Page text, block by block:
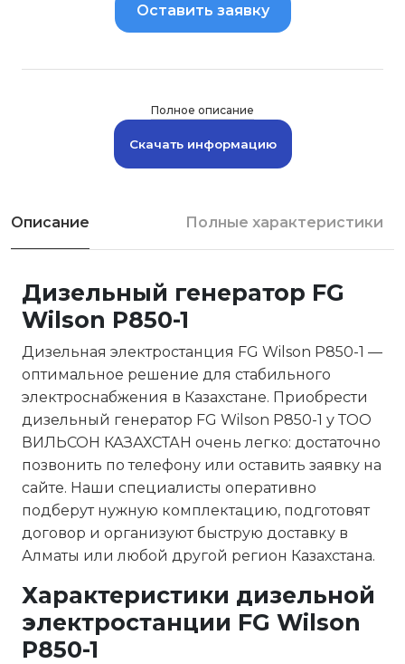
Оставить заявку
Полное описание
Скачать информацию
Описание Полные характеристики
Дизельный генератор FG
Wilson P850-1
Дизельная электростанция FG Wilson P850-1 —
оптимальное решение для стабильного
электроснабжения в Казахстане. Приобрести
дизельный генератор FG Wilson P850-1 у ТОО
ВИЛЬСОН КАЗАХСТАН очень легко: достаточно
позвонить по телефону или оставить заявку на
сайте. Наши специалисты оперативно
подберут нужную комплектацию, подготовят
договор и организуют быструю доставку в
Алматы или любой другой регион Казахстана.
Характеристики дизельной
электростанции FG Wilson
P850-1